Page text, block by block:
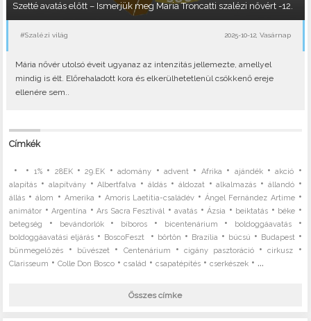
Szetté avatás előtt – Ismerjük meg Maria Troncatti szalézi nővért -12.
#Szalézi világ 2025-10-12, Vasárnap
Mária nővér utolsó éveit ugyanaz az intenzitás jellemezte, amellyel
mindig is élt. Előrehaladott kora és elkerülhetetlenül csökkenő ereje
ellenére sem..
Címkék
• • 1%• 28EK•29.EK •adomány •advent • Afrika • ajándék•akció •
alapítás • alapítvány•Albertfalva •áldás • áldozat •alkalmazás • állandó•
állás •álom • Amerika • Amoris Laetitia-családév •Ángel Fernández Artime•
animátor •Argentína •Ars Sacra Fesztivál •avatás •Ázsia • beiktatás • béke •
betegség • bevándorlók• bíboros • bicentenárium • boldoggáavatás•
boldoggáavatási eljárás • BoscoFeszt • börtön • Brazília • búcsú • Budapest •
bűnmegelőzés • bűvészet • Centenárium •cigány pasztoráció•cirkusz •
Clarisseum •Colle Don Bosco •család •csapatépítés •cserkészek • ...
Összes címke